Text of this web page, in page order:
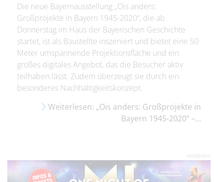
Die neue Bayernausstellung „Ois anders:
Großprojekte in Bayern 1945-2020“, die ab
Donnerstag im Haus der Bayerischen Geschichte
startet, ist als Baustellte inszeniert und bietet eine 50
Meter umspannende Projektionsfläche und ein
großes digitales Angebot, das die Besucher aktiv
teilhaben lässt. Zudem überzeugt sie durch ein
besonderes Nachhaltigkeitskonzept.
Weiterlesen: „Ois anders: Großprojekte in
Bayern 1945-2020“ –...
WERBUNG